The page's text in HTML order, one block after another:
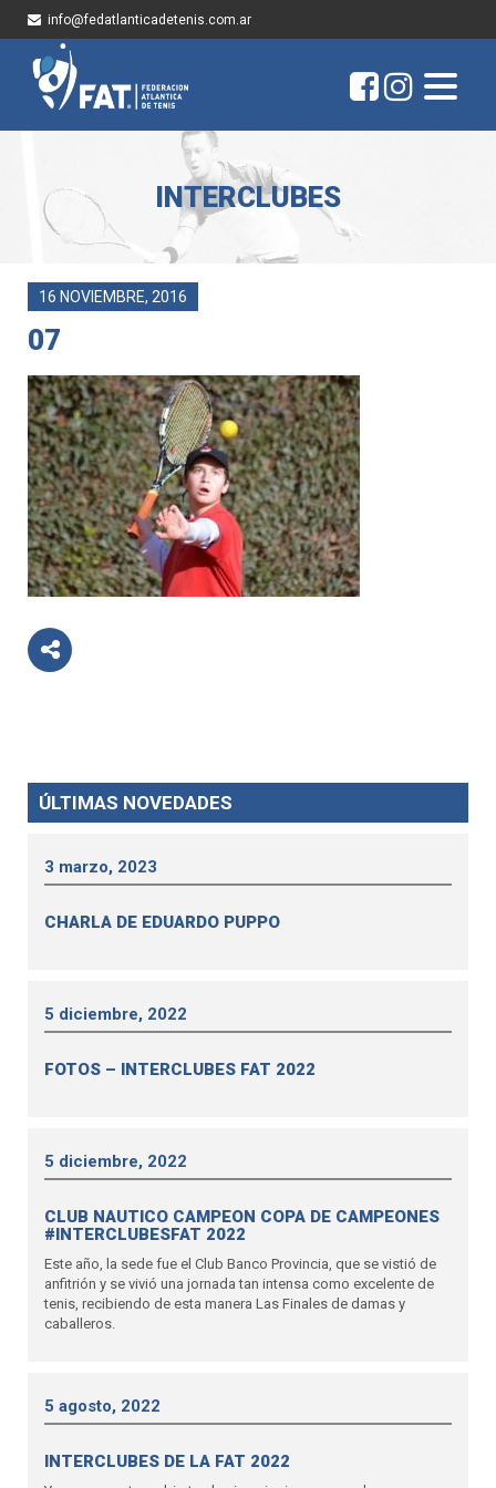
info@fedatlanticadetenis.com.ar
INTERCLUBES
16 NOVIEMBRE, 2016
07
ÚLTIMAS NOVEDADES
3 marzo, 2023
CHARLA DE EDUARDO PUPPO
5 diciembre, 2022
FOTOS – INTERCLUBES FAT 2022
5 diciembre, 2022
CLUB NAUTICO CAMPEON COPA DE CAMPEONES
#INTERCLUBESFAT 2022
Este año, la sede fue el Club Banco Provincia, que se vistió de
anfitrión y se vivió una jornada tan intensa como excelente de
tenis, recibiendo de esta manera Las Finales de damas y
caballeros.
5 agosto, 2022
INTERCLUBES DE LA FAT 2022